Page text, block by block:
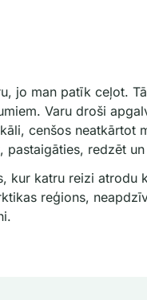
jo man patīk ceļot.
Varu droši
cenšos neatkārtot
redzēt
kur katru reizi atrodu
reģions,